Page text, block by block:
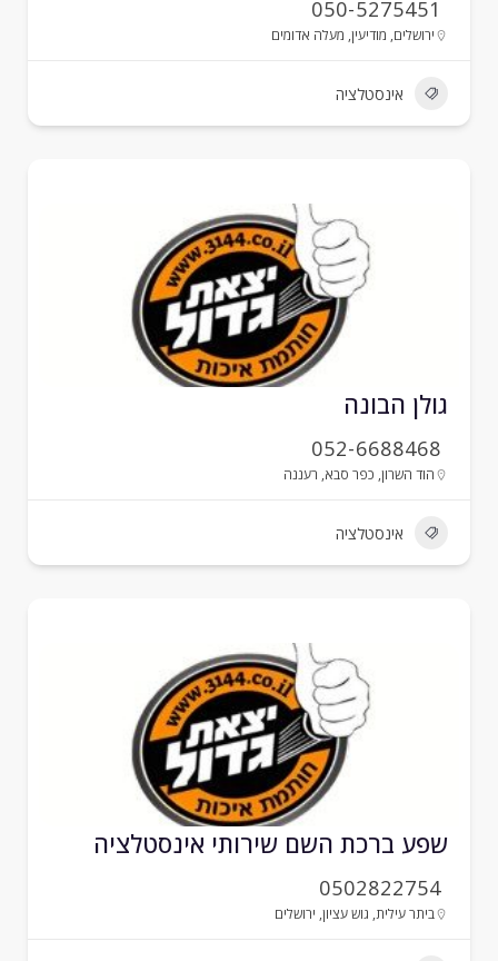
050-5275451
,מודיעין,מעלה אדומים
אינסטלציה
הבונה
052-6688468
הוד השרון,כפר סבא ,רעננה
אינסטלציה
ברכת השם שירותי אינסטלציה
0502822754
ביתר עילית,גוש עציון, ירושלים